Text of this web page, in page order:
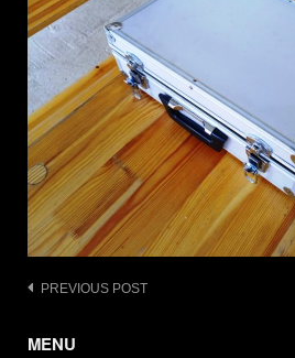
Post
PREVIOUS POST
MENU